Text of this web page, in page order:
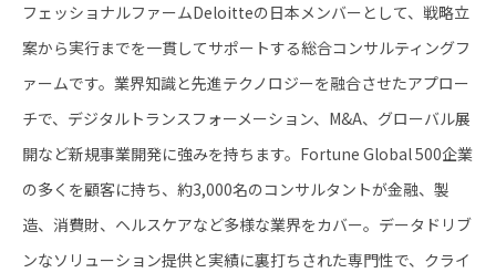
フェッショナルファームDeloitteの日本メンバーとして、戦略立
案から実行までを一貫してサポートする総合コンサルティングフ
ァームです。業界知識と先進テクノロジーを融合させたアプロー
チで、デジタルトランスフォーメーション、M&A、グローバル展
開など新規事業開発に強みを持ちます。Fortune Global 500企業
の多くを顧客に持ち、約3,000名のコンサルタントが金融、製
造、消費財、ヘルスケアなど多様な業界をカバー。データドリブ
ンなソリューション提供と実績に裏打ちされた専門性で、クライ